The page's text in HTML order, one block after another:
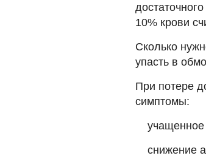
10% крови
Сколько
упасть в
При потере
симптомы:
учащенное
снижение